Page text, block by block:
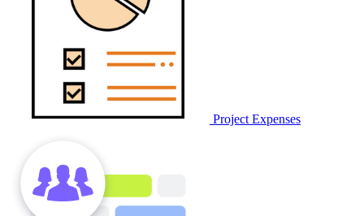
Project Expenses